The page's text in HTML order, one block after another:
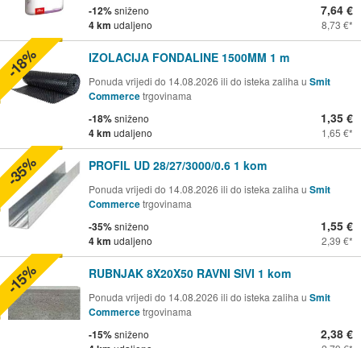
-12%sniženo
4 km udaljeno
7,64 €
8,73 €
IZOLACIJA FONDALINE 1500MM 1 m
Ponuda vrijedi do 14.08.2026 ili do isteka zaliha u Smit
Commercetrgovinama
-18%sniženo
4 km udaljeno
1,35 €
1,65 €
-18%
PROFIL UD 28/27/3000/0.6 1 kom
Ponuda vrijedi do 14.08.2026 ili do isteka zaliha u Smit
Commercetrgovinama
-35%sniženo
4 km udaljeno
1,55 €
2,39 €
-35%
RUBNJAK 8X20X50 RAVNI SIVI 1 kom
Ponuda vrijedi do 14.08.2026 ili do isteka zaliha u Smit
Commercetrgovinama
-15%sniženo 2,38 €
-15%